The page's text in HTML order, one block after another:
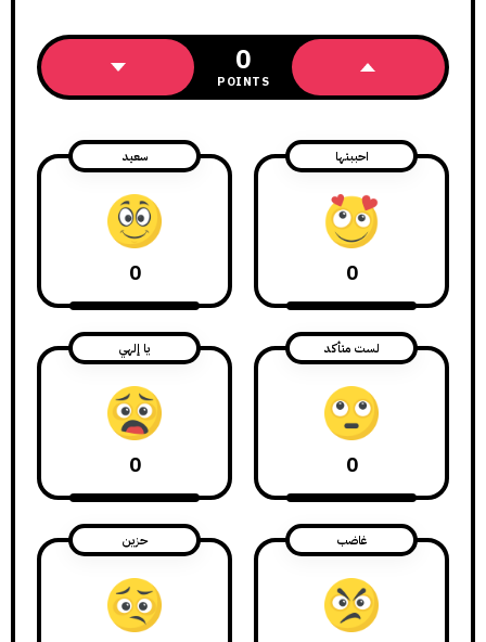
0
POINTS
احببتها
0
سعيد
0
لست متأكد
0
يا إلهي
0
غاضب حزين